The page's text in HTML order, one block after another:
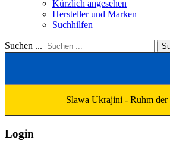
Kürzlich angesehen
Hersteller und Marken
Suchhilfen
Suchen ...
Slawa Ukrajini - Ruhm
Login